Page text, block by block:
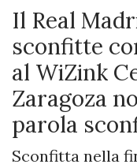
Il Real
sconfitte
al WiZink
Zaragoza
parola
Sconfitta nella